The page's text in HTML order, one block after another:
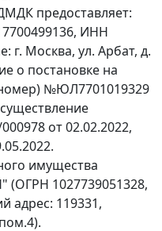
предоставляет:
ИНН
г. Москва, ул. Арбат, д.
о постановке на
№ЮЛ7701019329
от 02.02.2022,
имущества
(ОГРН 1027739051328,
адрес: 119331,